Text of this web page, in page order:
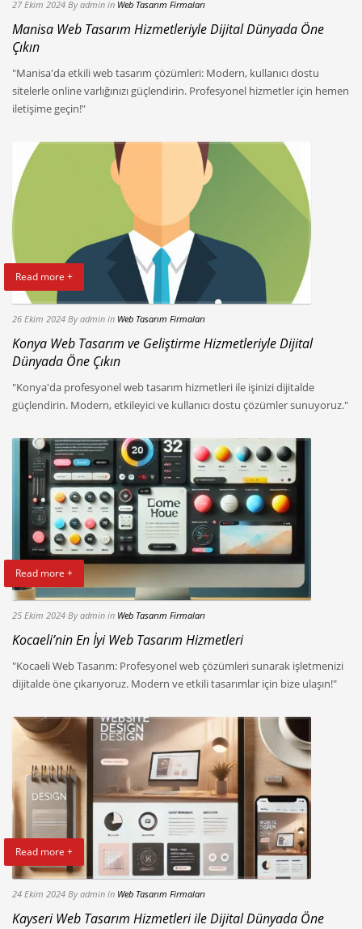
27 Ekim 2024 By admin in Web Tasarım Firmaları
Manisa Web Tasarım Hizmetleriyle Dijital Dünyada Öne
Çıkın
"Manisa'da etkili web tasarım çözümleri: Modern, kullanıcı dostu
sitelerle online varlığınızı güçlendirin. Profesyonel hizmetler için hemen
iletişime geçin!"
Read more +
26 Ekim 2024 By admin in Web Tasarım Firmaları
Konya Web Tasarım ve Geliştirme Hizmetleriyle Dijital
Dünyada Öne Çıkın
"Konya'da profesyonel web tasarım hizmetleri ile işinizi dijitalde
güçlendirin. Modern, etkileyici ve kullanıcı dostu çözümler sunuyoruz."
Read more +
25 Ekim 2024 By admin in Web Tasarım Firmaları
Kocaeli’nin En İyi Web Tasarım Hizmetleri
"Kocaeli Web Tasarım: Profesyonel web çözümleri sunarak işletmenizi
dijitalde öne çıkarıyoruz. Modern ve etkili tasarımlar için bize ulaşın!"
Read more +
24 Ekim 2024 By admin in Web Tasarım Firmaları
Kayseri Web Tasarım Hizmetleri ile Dijital Dünyada Öne